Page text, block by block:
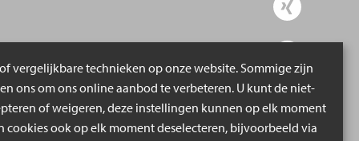
vergelijkbare technieken op onze website. Sommige zijn
ons om ons online aanbod te verbeteren. U kunt de niet-
of weigeren, deze instellingen kunnen op elk moment
cookies ook op elk moment deselecteren, bijvoorbeeld via